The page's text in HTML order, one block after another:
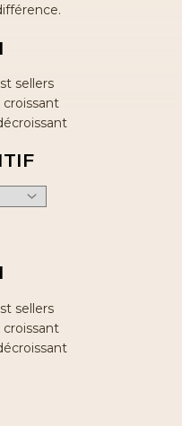
sellers
croissant
sellers
croissant